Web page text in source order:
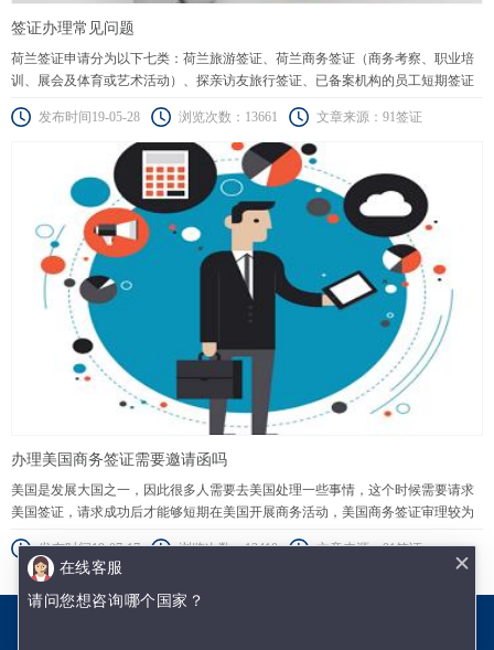
签证办理常见问题
荷兰签证申请分为以下七类：荷兰旅游签证、荷兰商务签证（商务考察、职业培
训、展会及体育或艺术活动）、探亲访友旅行签证、已备案机构的员工短期签证
发布时间19-05-28
浏览次数：13661 文章来源：91签证
办理美国商务签证需要邀请函吗
美国是发展大国之一，因此很多人需要去美国处理一些事情，这个时候需要请求
美国签证，请求成功后才能够短期在美国开展商务活动，美国商务签证审理较为
发布时间19-07-17
浏览次数：13410 文章来源：91签证
在线客服
请问您想咨询哪个国家？